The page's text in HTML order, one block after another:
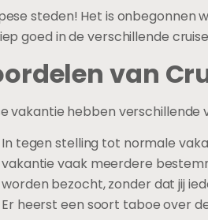
steden! Het is onbegonnen
goed in de verschillende
van
vakantie hebben verschillende
In tegen stelling tot normale
vakantie vaak meerdere
worden bezocht, zonder dat jij
Er heerst een soort taboe over